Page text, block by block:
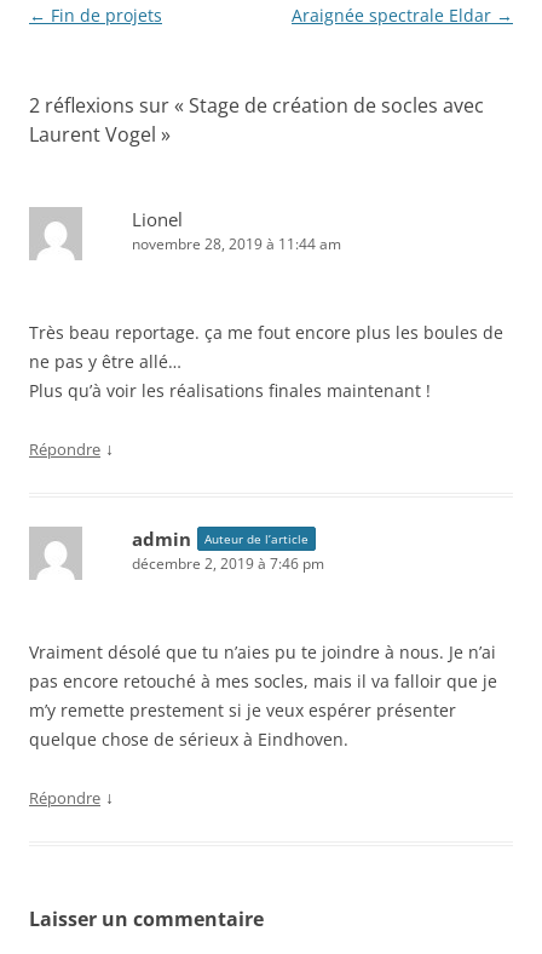
Navigation
← Fin de projets Araignée spectrale Eldar →
2 réflexions sur « Stage de création de socles avec
Laurent Vogel »
Lionel
novembre 28, 2019 à 11:44 am
Très beau reportage. ça me fout encore plus les boules de
ne pas y être allé…
Plus qu’à voir les réalisations finales maintenant !
Répondre ↓
admin Auteur de l’article
décembre 2, 2019 à 7:46 pm
Vraiment désolé que tu n’aies pu te joindre à nous. Je n’ai
pas encore retouché à mes socles, mais il va falloir que je
m’y remette prestement si je veux espérer présenter
quelque chose de sérieux à Eindhoven.
Répondre ↓
Laisser un commentaire